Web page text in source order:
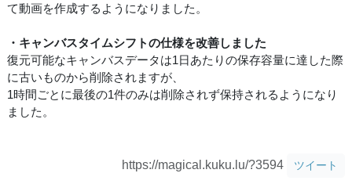
て動画を作成するようになりました。
・キャンバスタイムシフトの仕様を改善しました
復元可能なキャンバスデータは1日あたりの保存容量に達した際
に古いものから削除されますが、
1時間ごとに最後の1件のみは削除されず保持されるようになり
ました。
https://magical.kuku.lu/?3594 ツイート